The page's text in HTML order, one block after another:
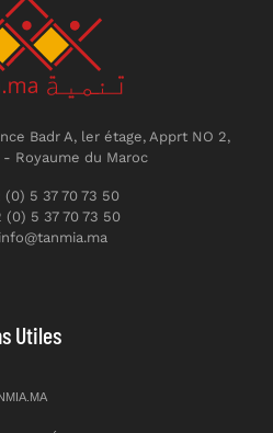
Badr A, ler étage, Apprt NO 2,
- Royaume du Maroc
(0) 5 37 70 73 50
(0) 5 37 70 73 50
Utiles